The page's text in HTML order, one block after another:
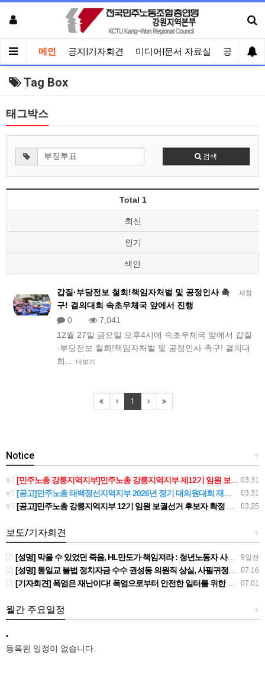
메인 공지|기자회견 미디어|문서 자료실 공유게시
Tag Box
태그박스
검색
Total 1
최신
인기
색인
새창
갑질·부당전보 철회!책임자처벌 및 공정인사 촉
구! 결의대회 속초우체국 앞에서 진행
0
7,041
12월 27일 금요일 오후4시에 속초우체국 앞에서 갑질
·부당전보 철회!책임자처벌 및 공정인사 촉구! 결의대
회…
더보기
1
+
Notice
03.31
[민주노총 강릉지역지부]민주노총 강릉지역지부 제12기 임원 보궐선거결과 공고
03.31
[공고]민주노총 태백정선지역지부 2026년 정기 대의원대회 재소집 건
03.25
[공고]민주노총 강릉지역지부 12기 임원 보궐선거 후보자 확정 공고
+
보도/기자회견
9일전
[성명] 막을 수 있었던 죽음, HL만도가 책임져라 : 청년노동자 사망사고의 철저한 진상규명과 재발방지 대책 마련하라
07.16
[성명] 통일교 불법 정치자금 수수 권성동 의원직 상실, 사필귀정이다
07.01
[기자회견] 폭염은 재난이다! 폭염으로부터 안전한 일터를 위한 민주노총 강원지역본부 폭염감시단 선포 기자회견
+
월간 주요일정
등록된 일정이 없습니다.